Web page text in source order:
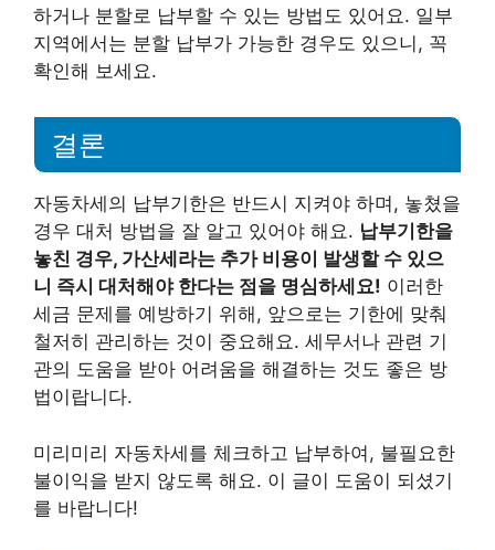
하거나 분할로 납부할 수 있는 방법도 있어요. 일부
지역에서는 분할 납부가 가능한 경우도 있으니, 꼭
확인해 보세요.
결론
자동차세의 납부기한은 반드시 지켜야 하며, 놓쳤을
경우 대처 방법을 잘 알고 있어야 해요. 납부기한을
놓친 경우, 가산세라는 추가 비용이 발생할 수 있으
니 즉시 대처해야 한다는 점을 명심하세요! 이러한
세금 문제를 예방하기 위해, 앞으로는 기한에 맞춰
철저히 관리하는 것이 중요해요. 세무서나 관련 기
관의 도움을 받아 어려움을 해결하는 것도 좋은 방
법이랍니다.
미리미리 자동차세를 체크하고 납부하여, 불필요한
불이익을 받지 않도록 해요. 이 글이 도움이 되셨기
를 바랍니다!